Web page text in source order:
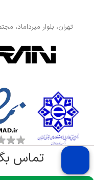
تماس بگیرید
تهران، بلوار میرداماد،